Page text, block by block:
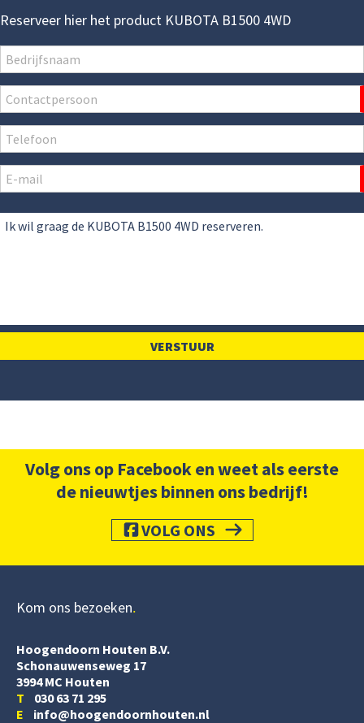
Reserveer hier het product KUBOTA B1500 4WD
Volg ons op Facebook en weet als eerste
de nieuwtjes binnen ons bedrijf!
VOLG ONS
Kom ons bezoeken
Hoogendoorn Houten B.V.
Schonauwenseweg 17
3994 MC Houten
T 030 63 71 295
E info@hoogendoornhouten.nl